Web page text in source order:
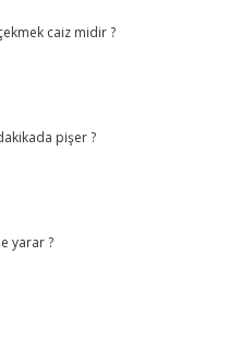
caiz midir ?
pişer ?
yarar ?